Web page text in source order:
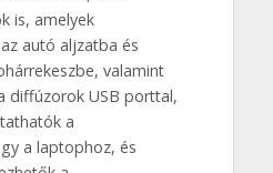
is, amelyek
autó aljzatba és
valamint
diffúzorok USB porttal,
a
a laptophoz, és